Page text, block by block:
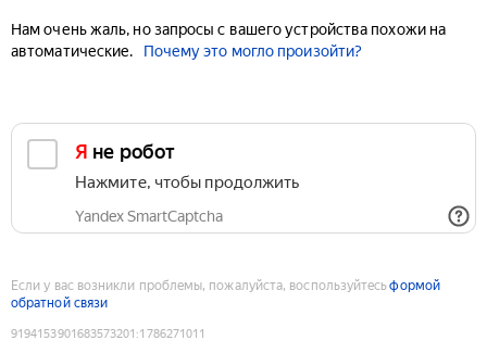
Нам очень жаль, но запросы с вашего устройства похожи на
автоматические.
Почему это могло произойти?
Я не робот
Нажмите, чтобы продолжить
Yandex SmartCaptcha
Если у вас возникли проблемы, пожалуйста, воспользуйтесьформой
обратной связи
9194153901683573201 :1786271011